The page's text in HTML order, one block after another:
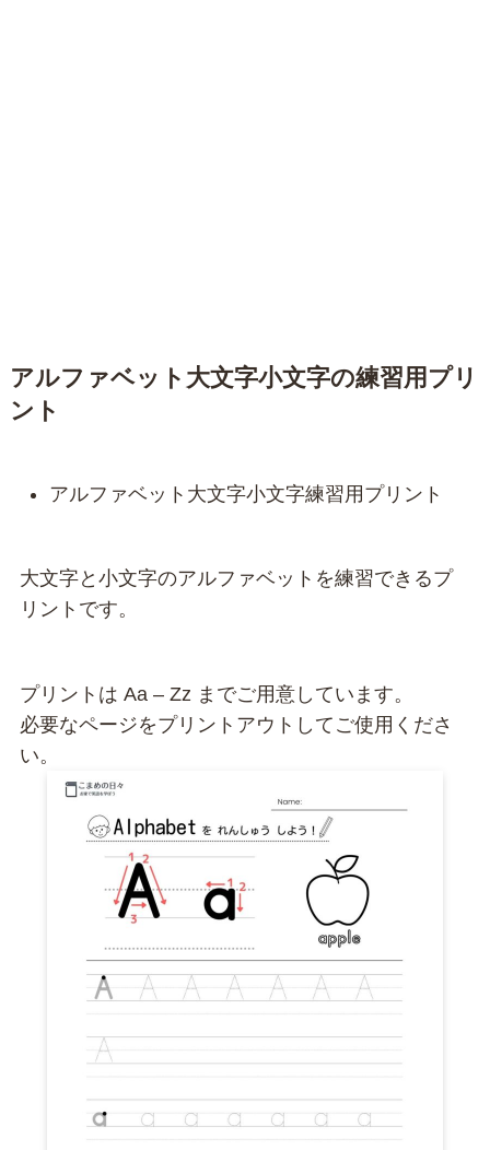
アルファベット大文字小文字の練習用プリ
ント
アルファベット大文字小文字練習用プリント
大文字と小文字のアルファベットを練習できるプ
リントです。
プリントは Aa – Zz までご用意しています。
必要なページをプリントアウトしてご使用くださ
い。